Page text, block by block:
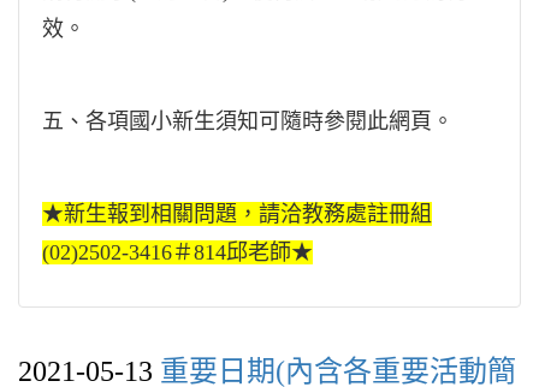
效。
五、各項國小新生須知可隨時參閱此網頁。
★新生報到相關問題，請洽教務處註冊組
(02)2502-3416＃814邱老師★
2021-05-13 重要日期(內含各重要活動簡